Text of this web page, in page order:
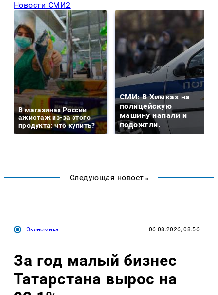
Новости СМИ2
В магазинах России
ажиотаж из-за этого
продукта: что купить?
СМИ: В Химках на
полицейскую
машину напали и
подожгли.
Следующая новость
Экономика 06.08.2026, 08:56
За год малый бизнес
Татарстана вырос на